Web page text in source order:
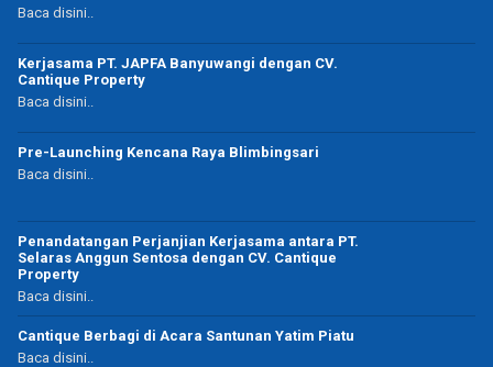
Baca disini..
Kerjasama PT. JAPFA Banyuwangi dengan CV.
Cantique Property
Baca disini..
Pre-Launching Kencana Raya Blimbingsari
Baca disini..
Penandatangan Perjanjian Kerjasama antara PT.
Selaras Anggun Sentosa dengan CV. Cantique
Property
Baca disini..
Cantique Berbagi di Acara Santunan Yatim Piatu
Baca disini..